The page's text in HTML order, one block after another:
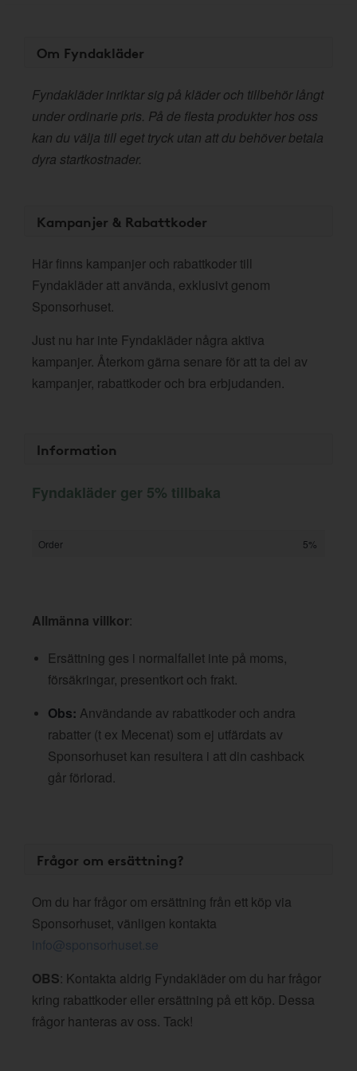
Om Fyndakläder
Fyndakläder inriktar sig på kläder och tillbehör långt
under ordinarie pris. På de flesta produkter hos oss
kan du välja till eget tryck utan att du behöver betala
dyra startkostnader.
Kampanjer & Rabattkoder
Här finns kampanjer och rabattkoder till
Fyndakläder att använda, exklusivt genom
Sponsorhuset.
Just nu har inte Fyndakläder några aktiva
kampanjer. Återkom gärna senare för att ta del av
kampanjer, rabattkoder och bra erbjudanden.
Information
Fyndakläder ger 5% tillbaka
Order 5%
Allmänna villkor:
Ersättning ges i normalfallet inte på moms,
försäkringar, presentkort och frakt.
Obs: Användande av rabattkoder och andra
rabatter (t ex Mecenat) som ej utfärdats av
Sponsorhuset kan resultera i att din cashback
går förlorad.
Frågor om ersättning?
Om du har frågor om ersättning från ett köp via
Sponsorhuset, vänligen kontakta
info@sponsorhuset.se
OBS: Kontakta aldrig Fyndakläder om du har frågor
kring rabattkoder eller ersättning på ett köp. Dessa
frågor hanteras av oss. Tack!